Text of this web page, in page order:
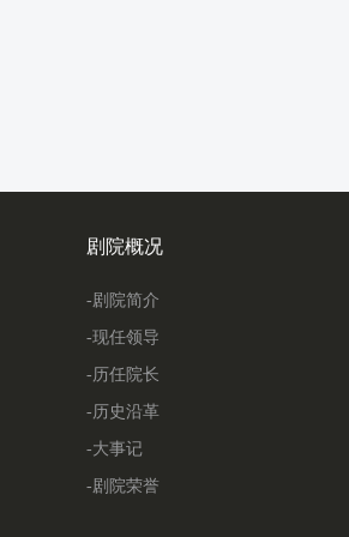
剧院概况
-剧院简介
-现任领导
-历任院长
-历史沿革
-大事记
-剧院荣誉